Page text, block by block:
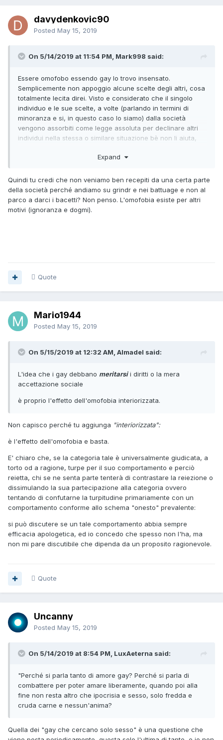
davydenkovic90
Posted May 15, 2019
On 5/14/2019 at 11:54 PM, Mark998 said:
Essere omofobo essendo gay lo trovo insensato.
Semplicemente non appoggio alcune scelte degli altri, cosa
totalmente lecita direi. Visto e considerato che il singolo
individuo e le sue scelte, a volte (parlando in termini di
minoranza e si, in questo caso lo siamo) dalla società
vengono assorbiti come legge assoluta per declinare altri
individui nella stessa o similare situazione bè non li aiuta,
Expand
Quindi tu credi che non veniamo ben recepiti da una certa parte
della società perché andiamo su grindr e nei battuage e non al
parco a darci i bacetti? Non penso. L'omofobia esiste per altri
motivi (ignoranza e dogmi).
Quote
Mario1944
Posted May 15, 2019
On 5/15/2019 at 12:32 AM, Almadel said:
L'idea che i gay debbano meritarsii diritti o la mera
accettazione sociale
è proprio l'effetto dell'omofobia interiorizzata.
Non capisco perché tu aggiunga "interiorizzata":
è l'effetto dell'omofobia e basta.
E' chiaro che, se la categoria tale è universalmente giudicata, a
torto od a ragione, turpe per il suo comportamento e perciò
reietta, chi se ne senta parte tenterà di contrastare la reiezione o
dissimulando la sua partecipazione alla categoria ovvero
tentando di confutarne la turpitudine primariamente con un
comportamento conforme allo schema "onesto" prevalente:
si può discutere se un tale comportamento abbia sempre
efficacia apologetica, ed io concedo che spesso non l'ha, ma
non mi pare discutibile che dipenda da un proposito ragionevole.
Quote
Uncanny
Posted May 15, 2019
On 5/14/2019 at 8:54 PM, LuxAeterna said:
"Perché si parla tanto di amore gay? Perché si parla di
combattere per poter amare liberamente, quando poi alla
fine non resta altro che ipocrisia e sesso, solo fredda e
cruda carne e nessun'anima?
Quella dei "gay che cercano solo sesso" è una questione che